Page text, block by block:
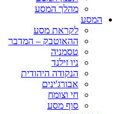
מהלך המסע
המסע
לקראת מסע
ההאוטבק – המדבר
טסמניה
ניו זילנד
הנקודה היהודית
אבורג'ינים
חי וצומח
סוף מסע